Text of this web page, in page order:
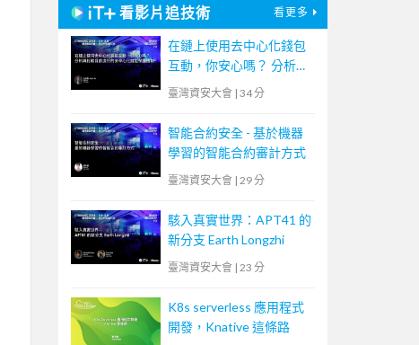
看影片追技術 看更多
在鏈上使用去中心化錢包
互動，你安心嗎？ 分析與
比較目前流行的去中心化
臺灣資安大會 | 34 分
智能合約安全 - 基於機器
學習的智能合約審計方式
臺灣資安大會 | 29 分
駭入真實世界：APT41 的
新分支 Earth Longzhi
臺灣資安大會 | 23 分
K8s serverless 應用程式
開發，Knative 這條路